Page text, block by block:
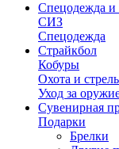
Спецодежда
СИЗ
Спецодежда
Страйкбол
Кобуры
Охота и
Уход за
Сувенирная
Подарки
Брелки